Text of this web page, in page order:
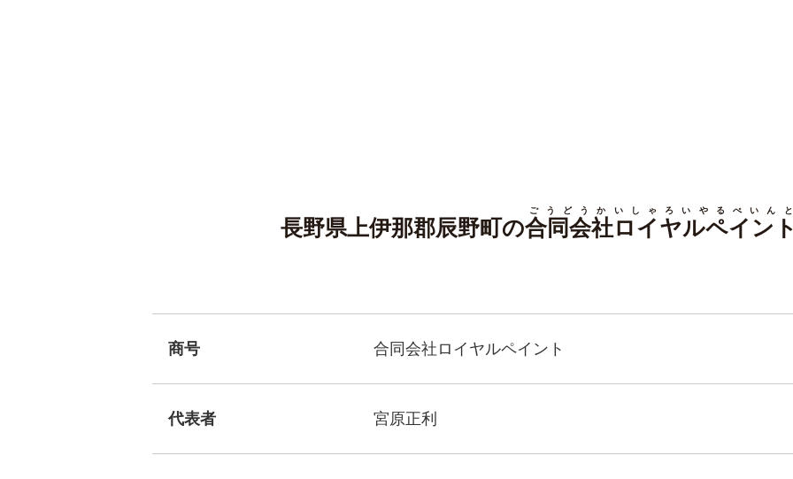
長野県上伊那郡辰野町の合同会社ロイヤルペイント
ごうどうかいしゃろいやるぺいんと
商号 合同会社ロイヤルペイント
代表者 宮原正利